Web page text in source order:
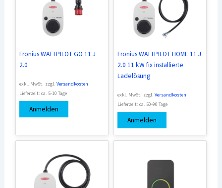
Fronius WATTPILOT GO 11 J
2.0
exkl. MwSt. zzgl.Versandkosten
Lieferzeit:ca. 5-10 Tage
Anmelden
Fronius WATTPILOT HOME 11 J
2.0 11 kW fix installierte
Ladelösung
exkl. MwSt. zzgl. Versandkosten
Lieferzeit: ca. 50-90 Tage
Anmelden